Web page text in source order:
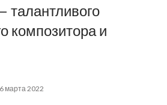
композитора и
марта 2022